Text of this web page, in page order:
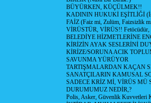
BÜYÜRKEN, KÜÇÜLMEK!!
KADININ HUKUKİ EŞİTLİĞİ
FAİZ (Faiz mi, Zulüm, Faizsizlik
VİRÜSTÜR, VİRÜS!! Fetöcüdür,
BELEDİYE HİZMETLERİNE
KİRİZİN AYAK SESLERİNİ
KİRİZE/SORUNA ACIK
SAVUNMA YÜRÜYOR
TARTIŞMALARDAN KAÇAN
SANATÇILARIN KAMUSAL
SADECE KRİZ Mİ, VİRÜS MÜ
DURUMUMUZ NEDİR,?
Polis, Asker, Güvenlik Kuvvetleri